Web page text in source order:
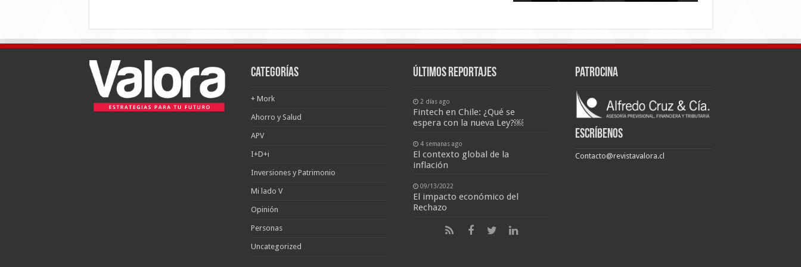
Categorías
+ Mork
Ahorro y Salud
APV
I+D+i
Inversiones y Patrimonio
Mi lado V
Opinión
Personas
Uncategorized
últimos reportajes
2 días ago
Fintech en Chile: ¿Qué se
espera con la nueva Ley?￼
4 semanas ago
El contexto global de la
inflación
09/13/2022
El impacto económico del
Rechazo
Patrocina
Escríbenos
Contacto@revistavalora.cl